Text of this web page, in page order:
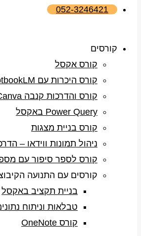
052-3246421
קורסים
קורס אקסל
קורס היכרות עם NotbookLM
קורס והדרכות קנבה Canva
Power Query באקסל
קורס בניית מצגות
ניהול תמונות ווידאו –
קורס לספר סיפור עם
קורסים עם התנועה
בניית תקציב באקסל
טבלאות וניתוח
קורס OneNote